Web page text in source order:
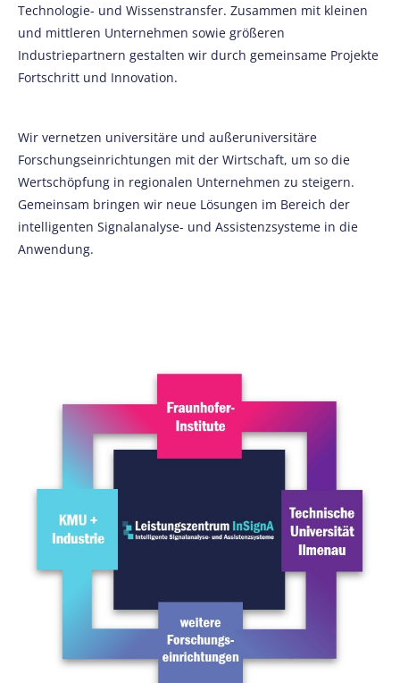
Technologie- und Wissenstransfer. Zusammen mit kleinen
und mittleren Unternehmen sowie größeren
Industriepartnern gestalten wir durch gemeinsame Projekte
Fortschritt und Innovation.
Wir vernetzen universitäre und außeruniversitäre
Forschungseinrichtungen mit der Wirtschaft, um so die
Wertschöpfung in regionalen Unternehmen zu steigern.
Gemeinsam bringen wir neue Lösungen im Bereich der
intelligenten Signalanalyse- und Assistenzsysteme in die
Anwendung.